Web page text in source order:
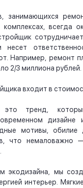
занимающихся
всегда
несет
Например, ремонт
2/3 миллиона рублей.
входит в
тренд, который
дизайне
мотивы, обилие
что немаловажно
экодизайна, мы
интерьер.